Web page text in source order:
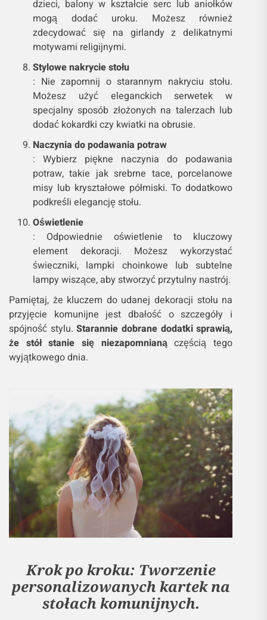
dzieci, balony w kształcie serc lub aniołków
mogą dodać uroku. Możesz również
zdecydować się na girlandy z delikatnymi
motywami religijnymi.
Stylowe nakrycie stołu
: Nie zapomnij o starannym nakryciu stołu.
Możesz użyć eleganckich serwetek w
specjalny sposób złożonych na talerzach lub
dodać kokardki czy kwiatki na obrusie.
Naczynia do podawania potraw
: Wybierz piękne naczynia do podawania
potraw, takie jak srebrne tace, porcelanowe
misy lub kryształowe półmiski. To dodatkowo
podkreśli elegancję stołu.
Oświetlenie
: Odpowiednie oświetlenie to kluczowy
element dekoracji. Możesz wykorzystać
świeczniki, lampki choinkowe lub subtelne
lampy wiszące, aby stworzyć przytulny nastrój.
Pamiętaj, że kluczem do udanej dekoracji stołu na
przyjęcie komunijne jest dbałość o szczegóły i
spójność stylu.Starannie dobrane dodatki sprawią,
że stół stanie się niezapomnianączęścią tego
wyjątkowego dnia.
Krok po kroku: Tworzenie
personalizowanych kartek na
stołach komunijnych.